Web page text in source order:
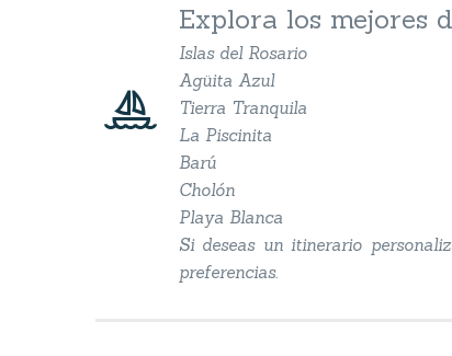


Explora los mejores
Islas del Rosario
Agüita Azul
Tierra Tranquila
La Piscinita
Barú
Cholón
Playa Blanca
Si deseas un itinerario
preferencias.